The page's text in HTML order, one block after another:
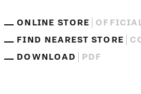
ONLINE STORE
FIND NEAREST STORE
DOWNLOAD
PDF